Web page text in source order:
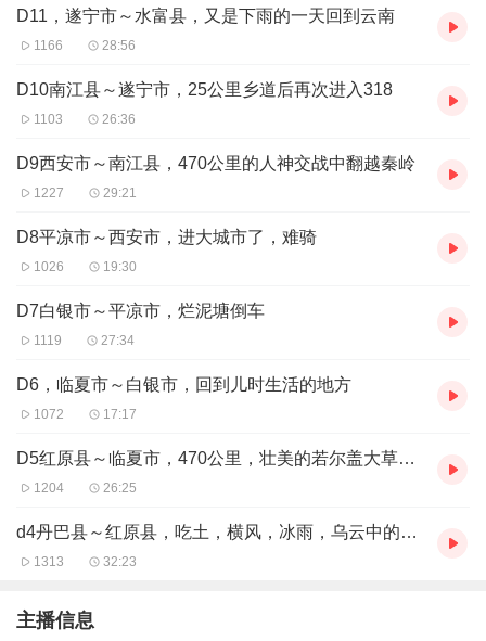
D11，遂宁市～水富县，又是下雨的一天回到云南
1166 28:56
D10南江县～遂宁市，25公里乡道后再次进入318
1103 26:36
D9西安市～南江县，470公里的人神交战中翻越秦岭
1227 29:21
D8平凉市～西安市，进大城市了，难骑
1026 19:30
D7白银市～平凉市，烂泥塘倒车
1119 27:34
D6，临夏市～白银市，回到儿时生活的地方
1072 17:17
D5红原县～临夏市，470公里，壮美的若尔盖大草原和超爽的骑行
1204 26:25
d4丹巴县～红原县，吃土，横风，冰雨，乌云中的阳光
1313 32:23
主播信息